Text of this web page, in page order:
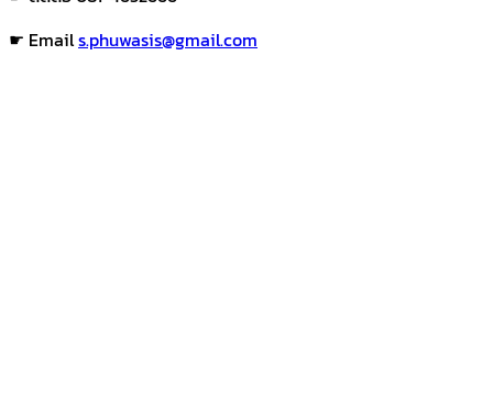
☛ Emails.phuwasis@gmail.com